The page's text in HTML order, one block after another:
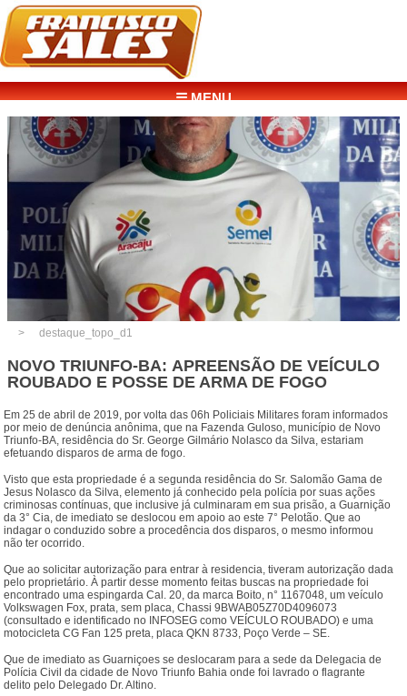
☰ MENU
destaque_topo_d1
NOVO TRIUNFO-BA: APREENSÃO DE VEÍCULO
ROUBADO E POSSE DE ARMA DE FOGO
Em 25 de abril de 2019, por volta das 06h Policiais Militares foram informados
por meio de denúncia anônima, que na Fazenda Guloso, município de Novo
Triunfo-BA, residência do Sr. George Gilmário Nolasco da Silva, estariam
efetuando disparos de arma de fogo.
Visto que esta propriedade é a segunda residência do Sr. Salomão Gama de
Jesus Nolasco da Silva, elemento já conhecido pela polícia por suas ações
criminosas contínuas, que inclusive já culminaram em sua prisão, a Guarnição
da 3° Cia, de imediato se deslocou em apoio ao este 7° Pelotão. Que ao
indagar o conduzido sobre a procedência dos disparos, o mesmo informou
não ter ocorrido.
Que ao solicitar autorização para entrar à residencia, tiveram autorização dada
pelo proprietário. À partir desse momento feitas buscas na propriedade foi
encontrado uma espingarda Cal. 20, da marca Boito, n° 1167048, um veículo
Volkswagen Fox, prata, sem placa, Chassi 9BWAB05Z70D4096073
(consultado e identificado no INFOSEG como VEÍCULO ROUBADO) e uma
motocicleta CG Fan 125 preta, placa QKN 8733, Poço Verde – SE.
Que de imediato as Guarniçoes se deslocaram para a sede da Delegacia de
Polícia Civil da cidade de Novo Triunfo Bahia onde foi lavrado o flagrante
delito pelo Delegado Dr. Altino.